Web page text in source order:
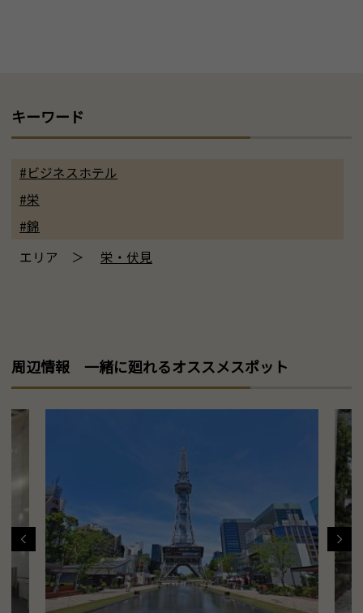
キーワード
#ビジネスホテル
#栄
#錦
エリア ＞ 栄・伏見
周辺情報 一緒に廻れるオススメスポット